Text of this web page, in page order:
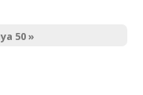
50 »